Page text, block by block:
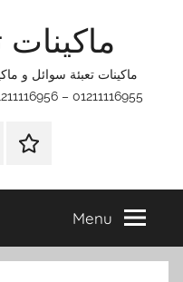
01211116955 – 01211116956 – 01211116957 – 01211116958
اتصل
Menu